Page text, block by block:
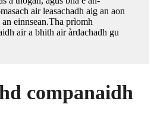
air leasachadh aig an aon
einnsean.Tha prìomh
air a bhith air àrdachadh gu
companaidh